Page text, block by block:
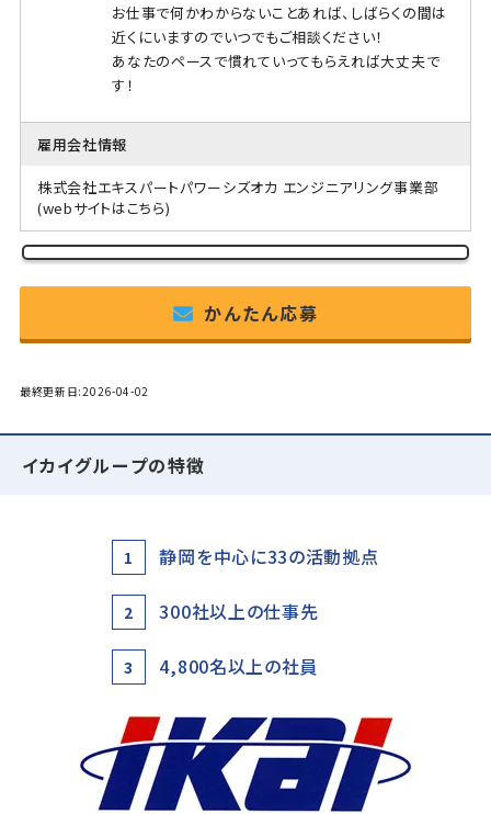
お仕事で何かわからないことあれば、しばらくの間は
近くにいますのでいつでもご相談ください！
あなたのペースで慣れていってもらえれば大丈夫で
す！
雇用会社情報
株式会社エキスパートパワーシズオカ エンジニアリング事業部
(webサイトはこちら)
かんたん応募
最終更新日:2026-04-02
イカイグループの特徴
1 静岡を中心に33の活動拠点
2 300社以上の仕事先
3 4,800名以上の社員